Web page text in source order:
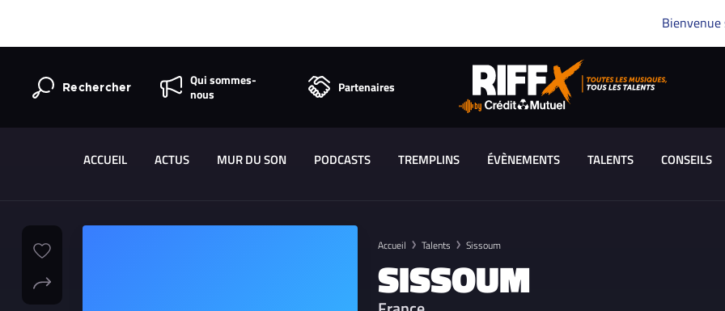
Bienvenue
Rechercher
Qui sommes-
nous
Partenaires
ACCUEIL ACTUS MUR DU SON PODCASTS TREMPLINS ÉVÈNEMENTS TALENTS CONSEILS
Accueil Talents Sissoum
SISSOUM